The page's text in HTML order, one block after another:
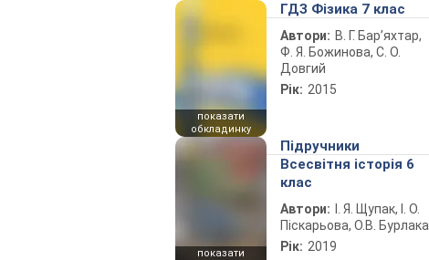
показати
обкладинку
ГДЗ Фізика 7 клас
Автори: В. Г. Бар’яхтар,
Ф. Я. Божинова, С. О.
Довгий
Рік: 2015
показати
Підручники
Всесвітня історія 6
клас
Автори:
І. Я. Щупак, І. О.
Піскарьова, О.В. Бурлака
Рік: 2019